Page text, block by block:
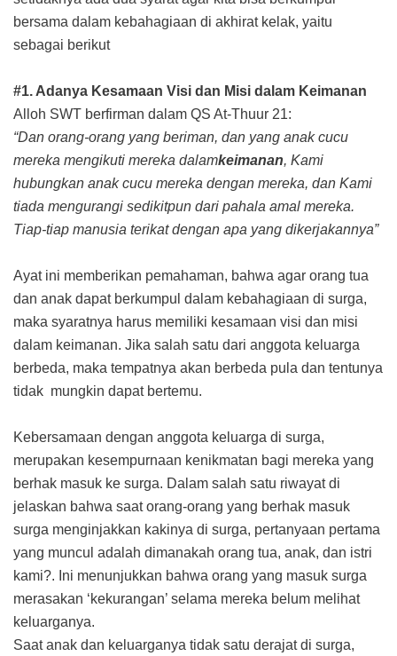
bersama dalam kebahagiaan di akhirat kelak, yaitu
sebagai berikut
#1. Adanya Kesamaan Visi dan Misi dalam Keimanan
Alloh SWT berfirman dalam QS At-Thuur 21:
“Dan orang-orang yang beriman, dan yang anak cucu
mereka mengikuti mereka dalamkeimanan, Kami
hubungkan anak cucu mereka dengan mereka, dan Kami
tiada mengurangi sedikitpun dari pahala amal mereka.
Tiap-tiap manusia terikat dengan apa yang dikerjakannya”
Ayat ini memberikan pemahaman, bahwa agar orang tua
dan anak dapat berkumpul dalam kebahagiaan di surga,
maka syaratnya harus memiliki kesamaan visi dan misi
dalam keimanan. Jika salah satu dari anggota keluarga
berbeda, maka tempatnya akan berbeda pula dan tentunya
tidak mungkin dapat bertemu.
Kebersamaan dengan anggota keluarga di surga,
merupakan kesempurnaan kenikmatan bagi mereka yang
berhak masuk ke surga. Dalam salah satu riwayat di
jelaskan bahwa saat orang-orang yang berhak masuk
surga menginjakkan kakinya di surga, pertanyaan pertama
yang muncul adalah dimanakah orang tua, anak, dan istri
kami?. Ini menunjukkan bahwa orang yang masuk surga
merasakan ‘kekurangan’ selama mereka belum melihat
keluarganya.
Saat anak dan keluarganya tidak satu derajat di surga,